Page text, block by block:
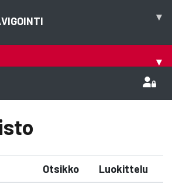
▾
▾
Otsikko Luokittelu